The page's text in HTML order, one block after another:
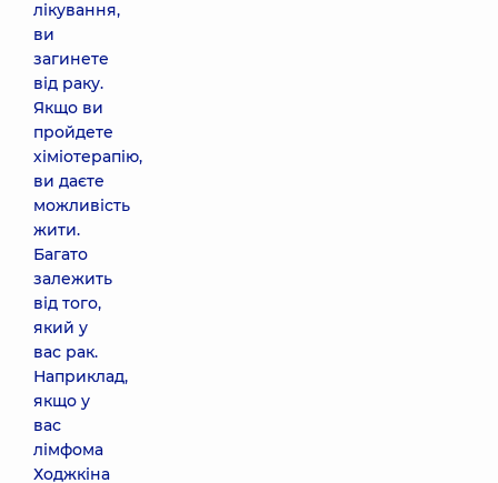
лікування,
ви
загинете
від раку.
Якщо ви
пройдете
хіміотерапію,
ви даєте
можливість
жити.
Багато
залежить
від того,
який у
вас рак.
Наприклад,
якщо у
вас
лімфома
Ходжкіна